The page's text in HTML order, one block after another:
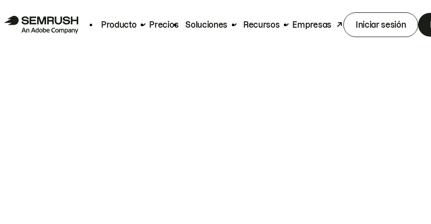
Producto Precios Soluciones Recursos Empresas Iniciar sesión